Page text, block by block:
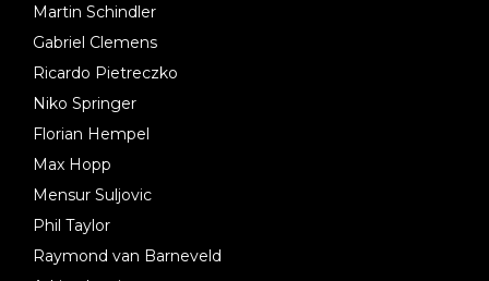
Martin Schindler
Gabriel Clemens
Ricardo Pietreczko
Niko Springer
Florian Hempel
Max Hopp
Mensur Suljovic
Phil Taylor
Raymond van Barneveld